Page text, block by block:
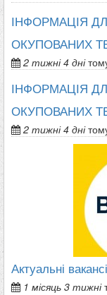
ІНФОРМАЦІЯ
ОКУПОВАНИХ
2 тижні 4 дні
ІНФОРМАЦІЯ
ОКУПОВАНИХ
2 тижні 4 дні
Актуальні
1 місяць 3 тижні